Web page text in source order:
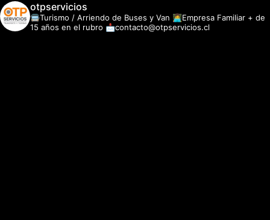
otpservicios
🚍Turismo / Arriendo de Buses y Van 👩‍💻Empresa Familiar + de
15 años en el rubro 📩contacto@otpservicios.cl